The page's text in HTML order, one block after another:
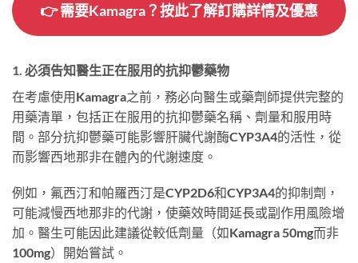
👉需要Kamagra？按此了解訂購詳情及優惠
1. 必須告知醫生正在服用的抗抑鬱藥物
在考慮使用Kamagra之前，務必向醫生或藥劑師提供完整的
用藥清單，包括正在服用的抗抑鬱藥名稱、劑量和服用時
間。部分抗抑鬱藥可能影響肝臟代謝酶CYP3A4的活性，從
而影響西地那非在體內的代謝速度。
例如，氟西汀和帕羅西汀是CYP2D6和CYP3A4的抑制劑，
可能減慢西地那非的代謝，使藥效時間延長或副作用風險增
加。醫生可能因此建議從較低劑量（如Kamagra 50mg而非
100mg）開始嘗試。